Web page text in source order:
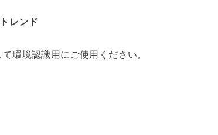
レンド
環境認識用にご使用ください。